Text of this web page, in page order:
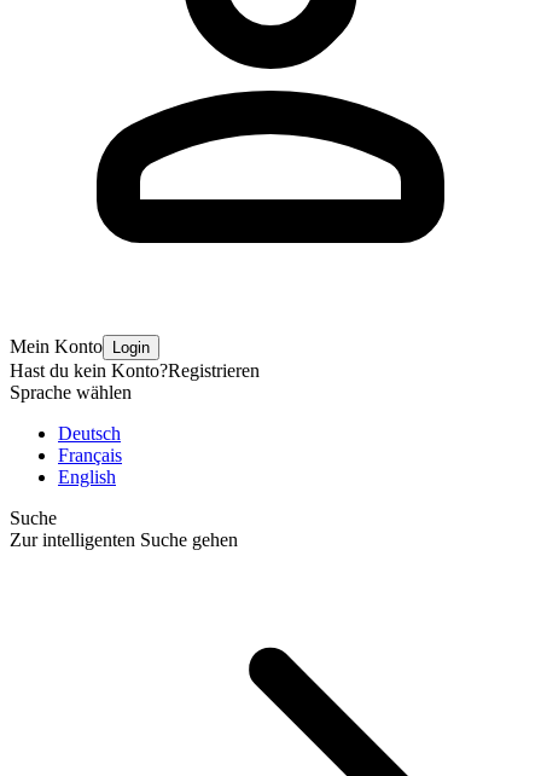
Mein Konto Login
Hast du kein Konto?Registrieren
Sprache wählen
Deutsch
Français
English
Suche
Zur intelligenten Suche gehen